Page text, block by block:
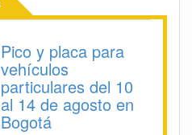
Pico y placa para
vehículos
particulares del 10
al 14 de agosto en
Bogotá